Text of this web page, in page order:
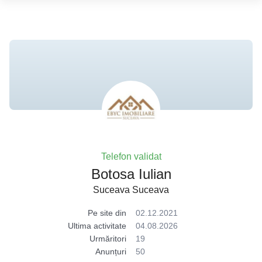
Telefon validat
Botosa Iulian
Suceava Suceava
Pe site din
02.12.2021
Ultima activitate
04.08.2026
Urmăritori
19
Anunțuri
50